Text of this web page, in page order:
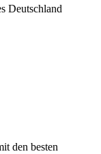
Deutschland
den besten